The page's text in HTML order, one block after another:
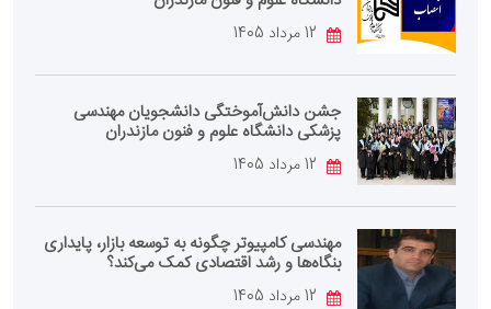
جشن دانش‌آموختگی دانشجویان مهندسی
پزشکی دانشگاه علوم و فنون مازندران
مهندسی کامپیوتر چگونه به توسعه بازار، پایداری
بنگاه‌ها و رشد اقتصادی کمک می‌کند؟